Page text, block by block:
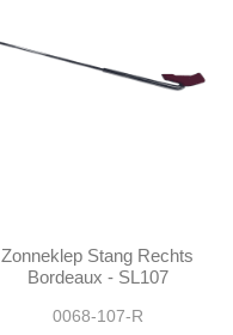
Zonneklep Stang Rechts
Bordeaux - SL107
0068-107-R